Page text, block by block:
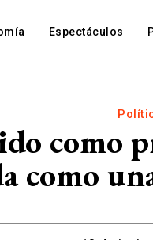
Espectáculos
como
como